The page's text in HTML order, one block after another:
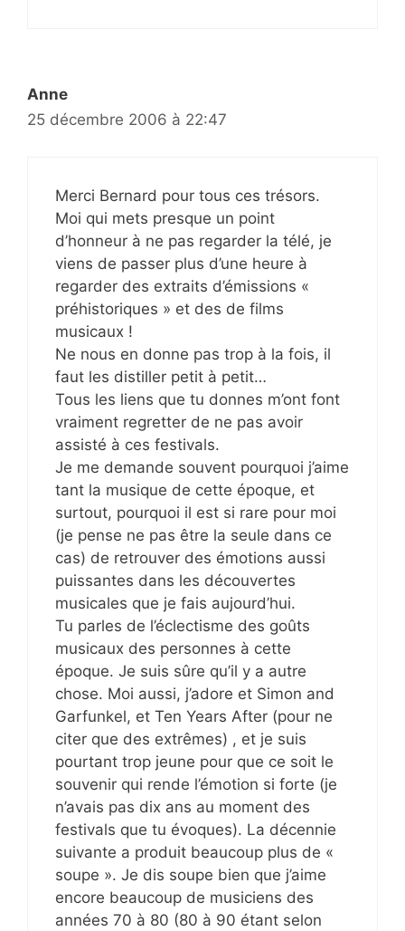
Anne
25 décembre 2006 à 22:47
Merci Bernard pour tous ces trésors.
Moi qui mets presque un point
d’honneur à ne pas regarder la télé, je
viens de passer plus d’une heure à
regarder des extraits d’émissions «
préhistoriques » et des de films
musicaux !
Ne nous en donne pas trop à la fois, il
faut les distiller petit à petit…
Tous les liens que tu donnes m’ont font
vraiment regretter de ne pas avoir
assisté à ces festivals.
Je me demande souvent pourquoi j’aime
tant la musique de cette époque, et
surtout, pourquoi il est si rare pour moi
(je pense ne pas être la seule dans ce
cas) de retrouver des émotions aussi
puissantes dans les découvertes
musicales que je fais aujourd’hui.
Tu parles de l’éclectisme des goûts
musicaux des personnes à cette
époque. Je suis sûre qu’il y a autre
chose. Moi aussi, j’adore et Simon and
Garfunkel, et Ten Years After (pour ne
citer que des extrêmes) , et je suis
pourtant trop jeune pour que ce soit le
souvenir qui rende l’émotion si forte (je
n’avais pas dix ans au moment des
festivals que tu évoques). La décennie
suivante a produit beaucoup plus de «
soupe ». Je dis soupe bien que j’aime
encore beaucoup de musiciens des
années 70 à 80 (80 à 90 étant selon